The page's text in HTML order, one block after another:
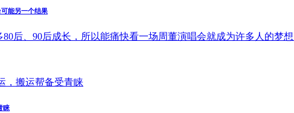
能另一个结果
后、90后成长，所以能痛快看一场周董演唱会就成为许多人的
睐